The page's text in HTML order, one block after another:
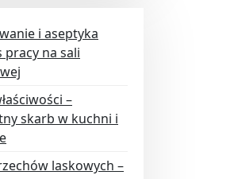
i aseptyka
pracy na sali
–
skarb w kuchni i
laskowych –